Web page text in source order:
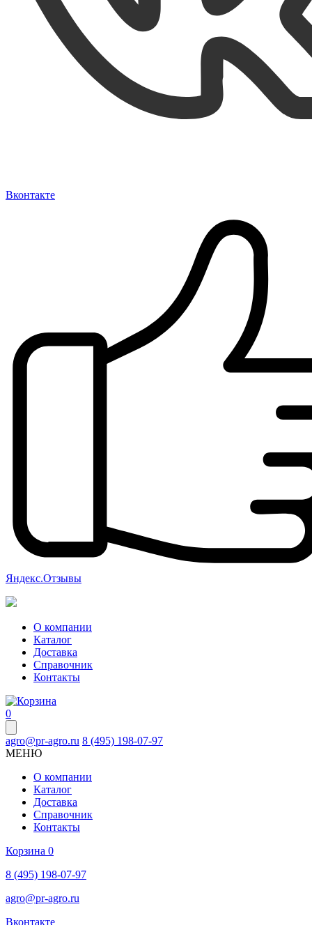
Вконтакте
Яндекс.Отзывы
О компании
Каталог
Доставка
Справочник
Контакты
0
agro@pr-agro.ru 8 (495) 198-07-97
МЕНЮ
О компании
Каталог
Доставка
Справочник
Контакты
Корзина 0
8 (495) 198-07-97
agro@pr-agro.ru
Вконтакте